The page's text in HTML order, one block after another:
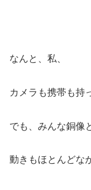
なんと、私、
カメラも携帯も持
でも、みんな銅像
動きもほとんどな